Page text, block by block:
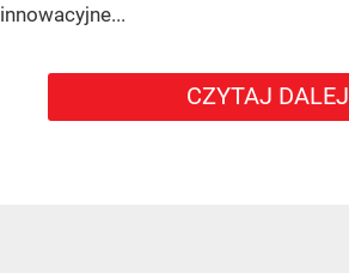
innowacyjne...
CZYTAJ DALEJ